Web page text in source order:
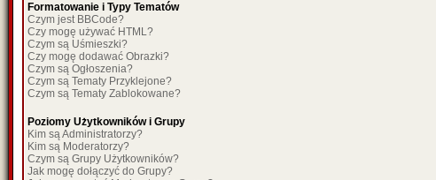
Formatowanie i Typy Tematów
Czym jest BBCode?
Czy mogę używać HTML?
Czym są Uśmieszki?
Czy mogę dodawać Obrazki?
Czym są Ogłoszenia?
Czym są Tematy Przyklejone?
Czym są Tematy Zablokowane?
Poziomy Użytkowników i Grupy
Kim są Administratorzy?
Kim są Moderatorzy?
Czym są Grupy Użytkowników?
Jak mogę dołączyć do Grupy?